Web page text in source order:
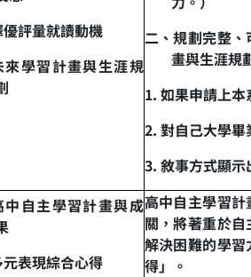
評量就讀動機
來學習計畫與生涯規
二、規劃完整
畫與生涯規
1. 如果申請上本
2. 對自己大學畢
3. 敘事方式顯示
中自主學習計畫與成
元表現綜合心得
高中自主學習
關，將著重於
解決困難的學
得」。